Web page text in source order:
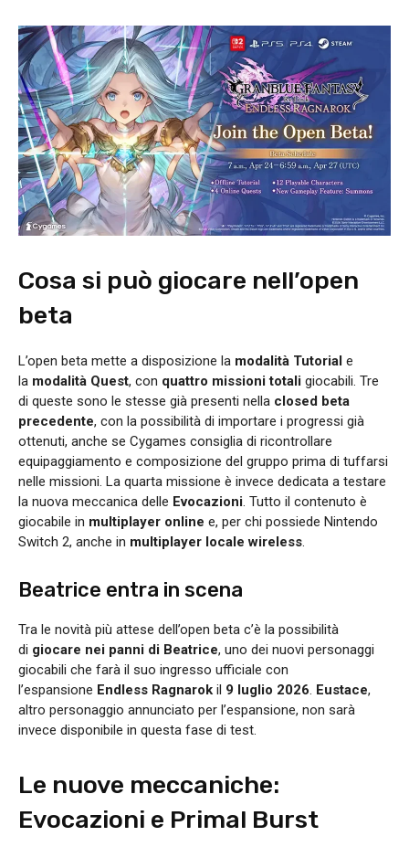
Cosa si può giocare nell’open
beta
L’open beta mette a disposizione la modalità Tutorial e
la modalità Quest, con quattro missioni totali giocabili. Tre
di queste sono le stesse già presenti nella closed beta
precedente, con la possibilità di importare i progressi già
ottenuti, anche se Cygames consiglia di ricontrollare
equipaggiamento e composizione del gruppo prima di tuffarsi
nelle missioni. La quarta missione è invece dedicata a testare
la nuova meccanica delle Evocazioni. Tutto il contenuto è
giocabile in multiplayer online e, per chi possiede Nintendo
Switch 2, anche in multiplayer locale wireless.
Beatrice entra in scena
Tra le novità più attese dell’open beta c’è la possibilità
di giocare nei panni di Beatrice, uno dei nuovi personaggi
giocabili che farà il suo ingresso ufficiale con
l’espansione Endless Ragnarok il 9 luglio 2026. Eustace,
altro personaggio annunciato per l’espansione, non sarà
invece disponibile in questa fase di test.
Le nuove meccaniche:
Evocazioni e Primal Burst